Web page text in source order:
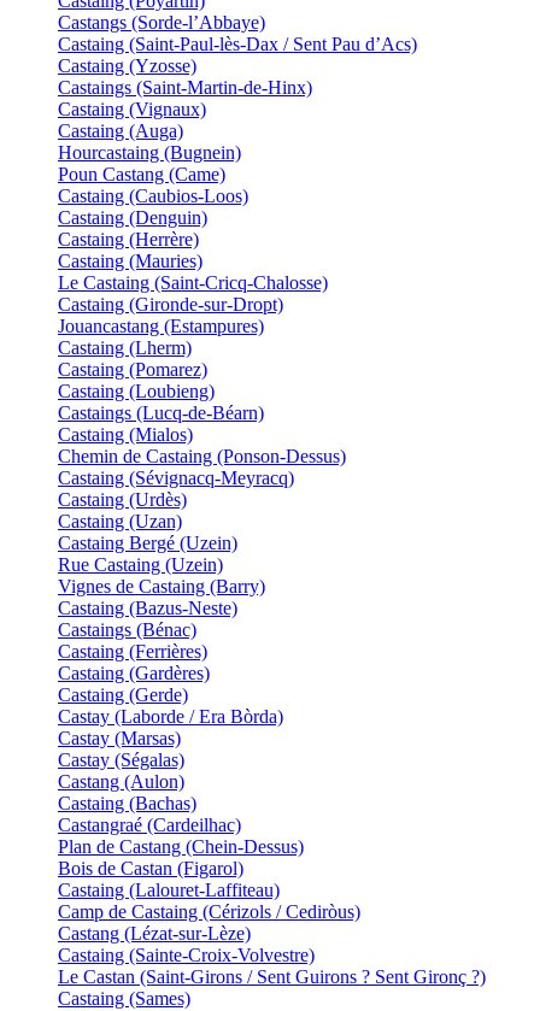
Castangs (Sorde-l’Abbaye)
Castaing (Saint-Paul-lès-Dax / Sent Pau d’Acs)
Castaing (Yzosse)
Castaings (Saint-Martin-de-Hinx)
Castaing (Vignaux)
Castaing (Auga)
Hourcastaing (Bugnein)
Poun Castang (Came)
Castaing (Caubios-Loos)
Castaing (Denguin)
Castaing (Herrère)
Castaing (Mauries)
Le Castaing (Saint-Cricq-Chalosse)
Castaing (Gironde-sur-Dropt)
Jouancastang (Estampures)
Castaing (Lherm)
Castaing (Pomarez)
Castaing (Loubieng)
Castaings (Lucq-de-Béarn)
Castaing (Mialos)
Chemin de Castaing (Ponson-Dessus)
Castaing (Sévignacq-Meyracq)
Castaing (Urdès)
Castaing (Uzan)
Castaing Bergé (Uzein)
Rue Castaing (Uzein)
Vignes de Castaing (Barry)
Castaing (Bazus-Neste)
Castaings (Bénac)
Castaing (Ferrières)
Castaing (Gardères)
Castaing (Gerde)
Castay (Laborde / Era Bòrda)
Castay (Marsas)
Castay (Ségalas)
Castang (Aulon)
Castaing (Bachas)
Castangraé (Cardeilhac)
Plan de Castang (Chein-Dessus)
Bois de Castan (Figarol)
Castaing (Lalouret-Laffiteau)
Camp de Castaing (Cérizols / Cediròus)
Castang (Lézat-sur-Lèze)
Castaing (Sainte-Croix-Volvestre)
Le Castan (Saint-Girons / Sent Guirons ? Sent Gironç ?)
Castaing (Sames)